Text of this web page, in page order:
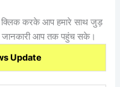
क्लिक करके आप हमारे साथ जुड़
आप तक पहुंच सके।
Update